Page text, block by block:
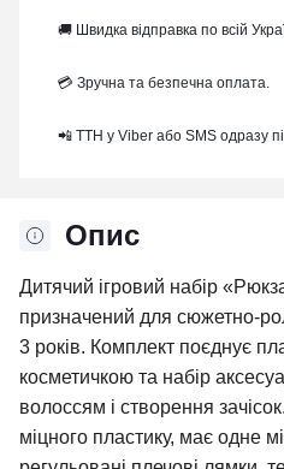
Опис
Дитячий ігровий набір
призначений для сюжетно-
3 років. Комплект поєднує
косметичкою та набір
волоссям і створення
міцного пластику, має одне
🚚 Швидка відправка по всій
💳 Зручна та безпечна оплата.
📲 ТТН у Viber або SMS одразу